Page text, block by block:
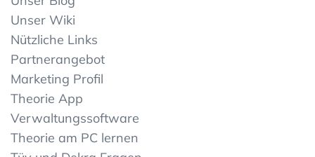
Unser Wiki
Nützliche Links
Partnerangebot
Marketing Profil
Theorie App
Verwaltungssoftware
Theorie am PC lernen